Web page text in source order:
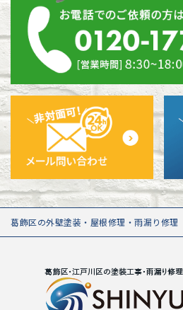
葛飾区の外壁塗装・屋根修理・雨漏り修理